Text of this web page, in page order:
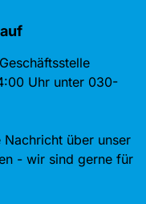
Uhr unter 030-
Nachricht über unser
- wir sind gerne für